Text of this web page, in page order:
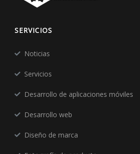
SERVICIOS
Noticias
Servicios
Desarrollo de aplicaciones móviles
Desarrollo web
Diseño de marca